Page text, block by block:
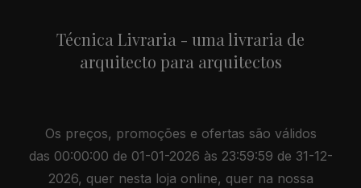
Técnica Livraria - uma livraria de
arquitecto para arquitectos
Os preços, promoções e ofertas são válidos
das 00:00:00 de 01-01-2026 às 23:59:59 de 31-12-
2026, quer nesta loja online, quer na nossa